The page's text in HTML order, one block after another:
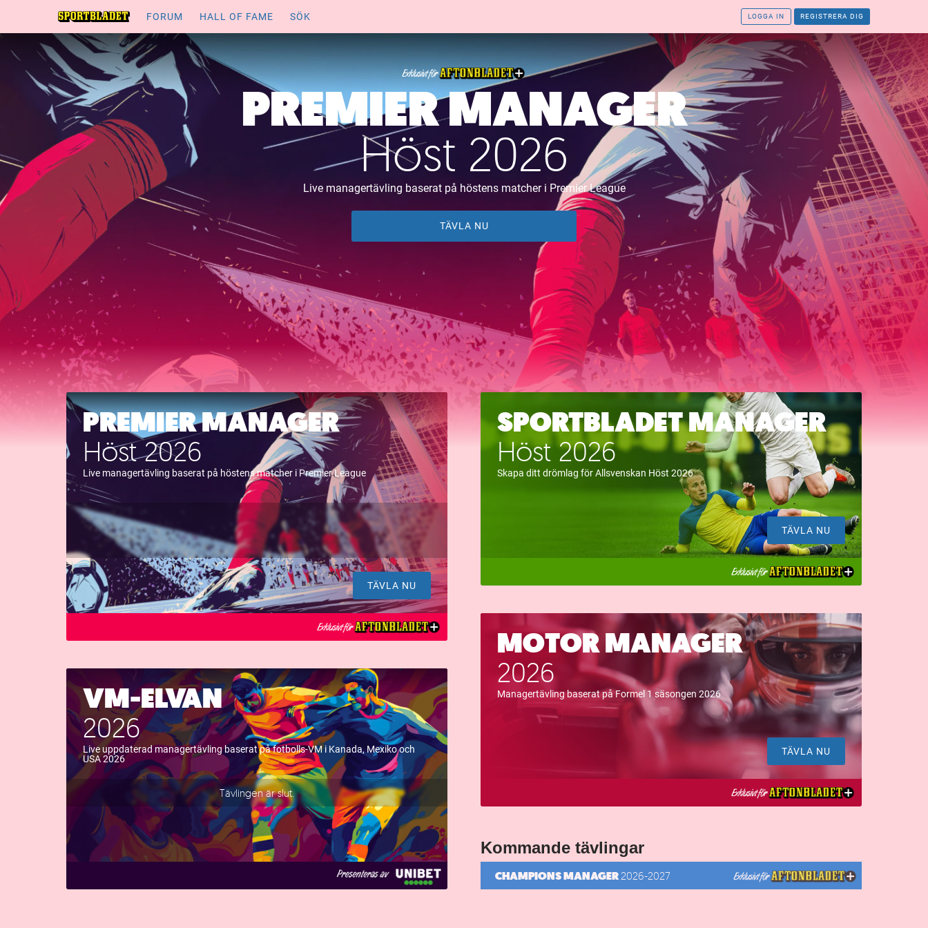
FORUM HALL OF FAME SÖK LOGGA IN REGISTRERA DIG
PREMIER MANAGER
Höst 2026
Live managertävling baserat på höstens matcher i Premier League
TÄVLA NU
PREMIER MANAGER
Höst 2026
Live managertävling baserat på höstens matcher i Premier League
TÄVLA NU
SPORTBLADET MANAGER
Höst 2026
Skapa ditt drömlag för Allsvenskan Höst 2026
TÄVLA NU
MOTOR MANAGER
2026
Managertävling baserat på Formel 1 säsongen 2026
TÄVLA NU
VM-ELVAN
2026
Live uppdaterad managertävling baserat på fotbolls-VM i Kanada, Mexiko och
USA 2026
Tävlingen är slut.
Kommande tävlingar
CHAMPIONS MANAGER2026-2027